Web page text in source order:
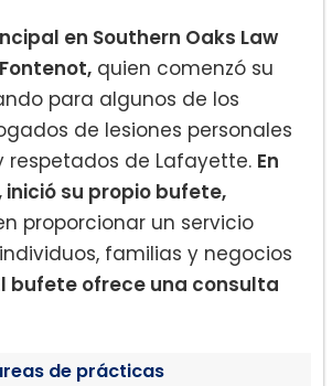
en Southern Oaks Law
quien comenzó su
para algunos de los
de lesiones personales
respetados de Lafayette. En
inició su propio bufete,
proporcionar un servicio
familias y negocios
bufete ofrece una consulta
de prácticas